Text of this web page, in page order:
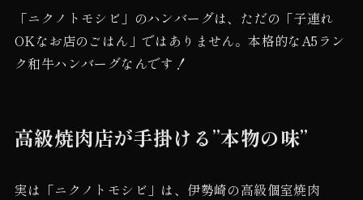
「ニクノトモシビ」のハンバーグは、ただの「子連れ
OKなお店のごはん」ではありません。本格的なA5ラン
ク和牛ハンバーグなんです！
高級焼肉店が手掛ける”本物の味”
実は「ニクノトモシビ」は、伊勢崎の高級個室焼肉